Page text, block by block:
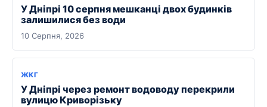
У Дніпрі 10 серпня мешканці двох будинків
залишилися без води
10 Серпня, 2026
ЖКГ
У Дніпрі через ремонт водоводу перекрили
вулицю Криворізьку